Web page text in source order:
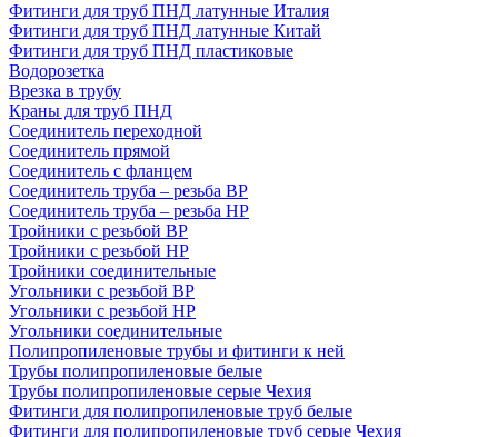
Фитинги для труб ПНД латунные Италия
Фитинги для труб ПНД латунные Китай
Фитинги для труб ПНД пластиковые
Водорозетка
Врезка в трубу
Краны для труб ПНД
Соединитель переходной
Соединитель прямой
Соединитель с фланцем
Соединитель труба – резьба ВР
Соединитель труба – резьба НР
Тройники с резьбой ВР
Тройники с резьбой НР
Тройники соединительные
Угольники с резьбой ВР
Угольники с резьбой НР
Угольники соединительные
Полипропиленовые трубы и фитинги к ней
Трубы полипропиленовые белые
Трубы полипропиленовые серые Чехия
Фитинги для полипропиленовые труб белые
Фитинги для полипропиленовые труб серые Чехия